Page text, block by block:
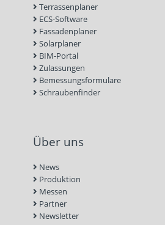
Terrassenplaner
ECS-Software
Fassadenplaner
Solarplaner
BIM-Portal
Zulassungen
Bemessungsformulare
Schraubenfinder
Über uns
News
Produktion
Messen
Partner
Newsletter